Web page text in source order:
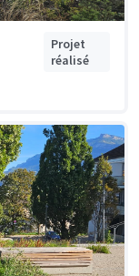
Projet
réalisé